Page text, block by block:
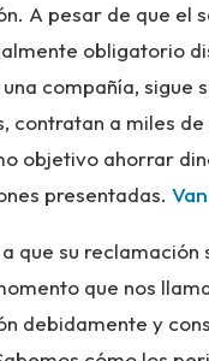
A pesar de que el
obligatorio
compañía, sigue
contratan a miles
objetivo ahorrar
presentadas.
que su
que nos
debidamente y